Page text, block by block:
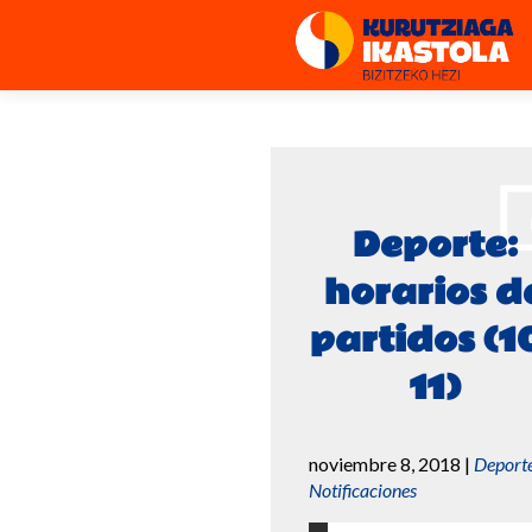
Deporte:
horarios
partidos
11)
noviembre 8, 2018 |
Notificaciones